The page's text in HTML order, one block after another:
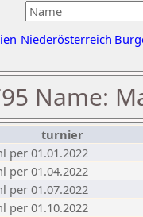
Niederösterreich
Name:
turnier
per 01.01.2022
per 01.04.2022
per 01.07.2022
per 01.10.2022